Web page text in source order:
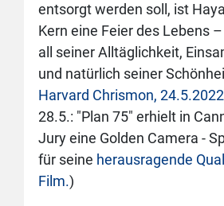
entsorgt werden soll, ist
Kern eine Feier des Lebens
all seiner Alltäglichkeit,
und natürlich seiner
Harvard Chrismon, 24.5.2022
28.5.: "Plan 75" erhielt in
Jury eine Golden Camera -
für seine herausragende
Film.)